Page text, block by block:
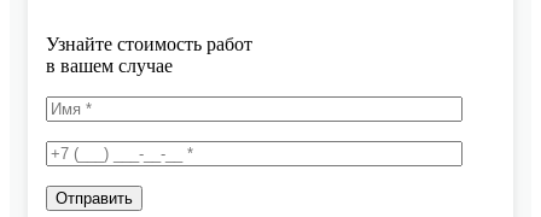
Узнайте стоимость работ
в вашем случае